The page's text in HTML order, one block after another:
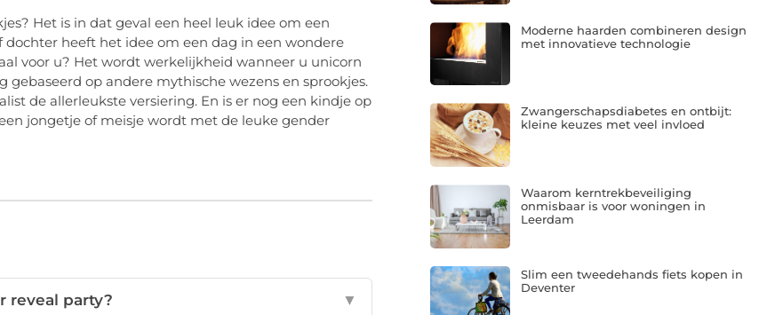
Het is in dat geval een heel leuk idee om een
heeft het idee om een dag in een wondere
voor u? Het wordt werkelijkheid wanneer u unicorn
op andere mythische wezens en sprookjes.
de allerleukste versiering. En is er nog een kindje op
jongetje of meisje wordt met de leuke gender
reveal party? ▼
Moderne haarden combineren design
met innovatieve technologie
Zwangerschapsdiabetes en ontbijt:
kleine keuzes met veel invloed
Waarom kerntrekbeveiliging
onmisbaar is voor woningen in
Leerdam
Slim een tweedehands fiets kopen in
Deventer